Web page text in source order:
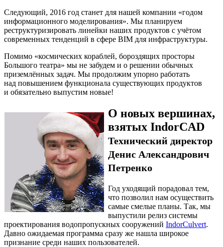
Следующий, 2016 год станет для нашей компании «годом
информационного моделирования». Мы планируем
реструктуризировать линейки наших продуктов с учётом
современных тенденций в сфере BIM для инфраструктуры.
Помимо «космических кораблей, бороздящих просторы
Большого театра» мы не забудем и о решении обычных
приземлённых задач. Мы продолжим упорно работать
над повышением функционала существующих продуктов
и обязательно выпустим новые!
О новых вершинах,
взятых IndorCAD
Технический директор
Денис Александрович
Петренко
Год уходящий порадовал тем,
что позволил нам осуществить
самые смелые планы. Так, мы
выпустили релиз системы
проектирования водопропускных сооружений IndorCulvert.
Давно ожидаемая программа сразу же нашла широкое
признание среди наших пользователей.